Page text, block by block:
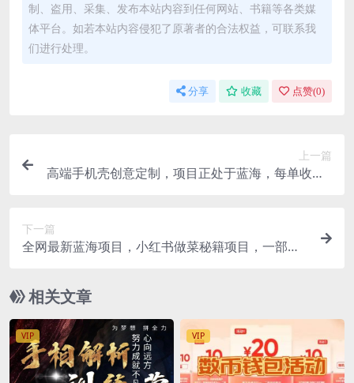
制、盗用、采集、发布本站内容到任何网站、书籍等各类媒
体平台。如若本站内容侵犯了原著者的合法权益，可联系我
们进行处理。
分享 收藏 点赞(0)
上一篇
高端手机壳创意定制，项目正处于蓝海，每单收益3
下一篇
全网最新蓝海项目，小红书做菜秘籍项目，一部手
相关文章
VIP VIP